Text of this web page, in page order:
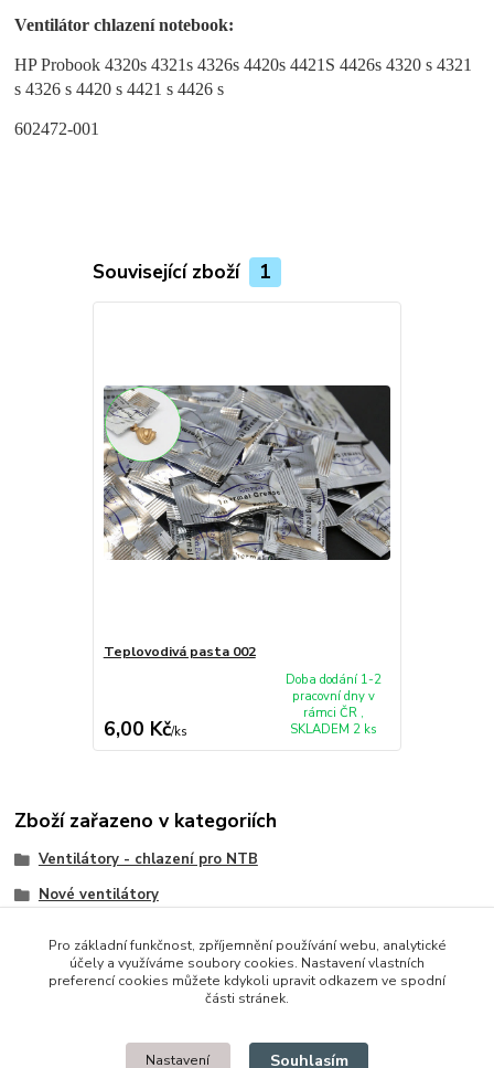
Ventilátor chlazení notebook:
HP Probook 4320s 4321s 4326s 4420s 4421S 4426s4320 s 4321
s 4326 s 4420 s 4421 s 4426 s
602472-001
Související zboží 1
Teplovodivá pasta 002
6,00 Kč/ks
Doba dodání 1-2
pracovní dny v
rámci ČR ,
SKLADEM 2 ks
Zboží zařazeno v kategoriích
Ventilátory - chlazení pro NTB
Nové ventilátory
© 2014 - 2025 Díly pro notebooky
Pro základní funkčnost, zpříjemnění používání webu, analytické
účely a využíváme soubory cookies. Nastavení vlastních
preferencí cookies můžete kdykoli upravit odkazem ve spodní
části stránek.
Nastavení Souhlasím